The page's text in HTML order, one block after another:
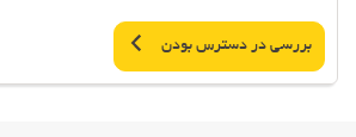
بررسی در دسترس بودن